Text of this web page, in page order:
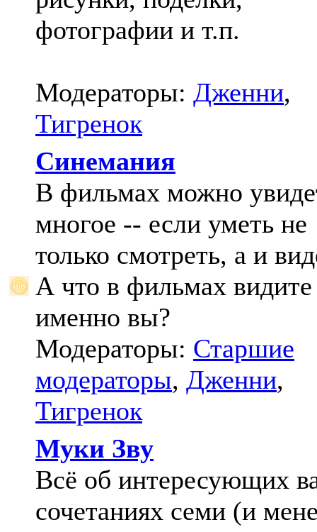
фотографии и т.п.
Модераторы: Дженни,
Тигренок
Синемания
В фильмах можно
многое -- если уметь не
только смотреть, а и
А что в фильмах видите
именно вы?
Модераторы: Старшие
модераторы, Дженни,
Тигренок
Муки Зву
Всё об интересующих
сочетаниях семи (и